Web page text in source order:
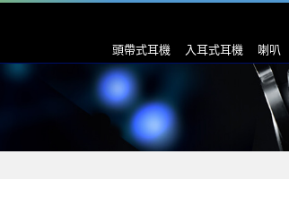
頭帶式耳機 入耳式耳機 喇叭